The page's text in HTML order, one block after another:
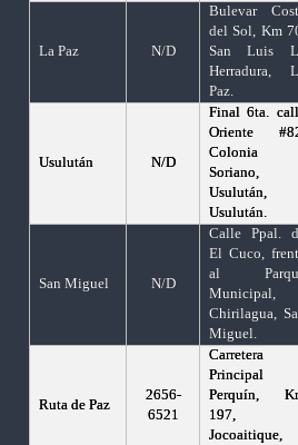
La Paz N/D
Bulevar
del Sol, Km
San Luis
Herradura,
Paz.
Usulután N/D
Final 6ta.
Oriente
Colonia
Soriano,
Usulután,
Usulután.
San Miguel N/D
Calle Ppal.
El Cuco,
al
Municipal,
Chirilagua,
Miguel.
Ruta de Paz
2656-
6521
Carretera
Principal
Perquín,
197,
Jocoaitique,